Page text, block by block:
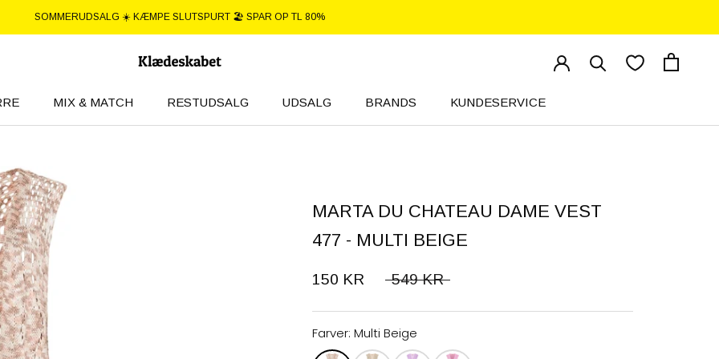
SOMMERUDSALG ☀️ KÆMPE SLUTSPURT 🏖️ SPAR OP TL 80%
MIX & MATCH RESTUDSALG
UDSALG
BRANDS
KUNDESERVICE
MARTA DU CHATEAU DAME VEST
477 - MULTI BEIGE
150 KR 549 KR
Farver: Multi Beige